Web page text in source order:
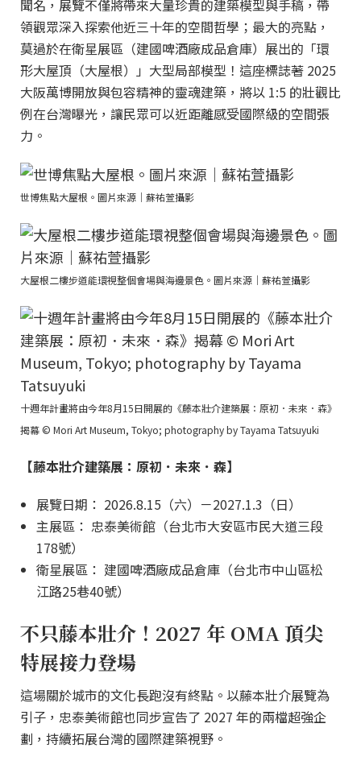
聞名，展覽不僅將帶來大量珍貴的建築模型與手稿，帶
領觀眾深入探索他近三十年的空間哲學；最大的亮點，
莫過於在衛星展區（建國啤酒廠成品倉庫）展出的「環
形大屋頂（大屋根）」大型局部模型！這座標誌著 2025
大阪萬博開放與包容精神的靈魂建築，將以 1:5 的壯觀比
例在台灣曝光，讓民眾可以近距離感受國際級的空間張
力。
世博焦點大屋根。圖片來源｜蘇祐萱攝影
大屋根二樓步道能環視整個會場與海邊景色。圖片來源｜蘇祐萱攝影
十週年計畫將由今年8月15日開展的《藤本壯介建築展：原初．未來．森》
揭幕 © Mori Art Museum, Tokyo; photography by Tayama Tatsuyuki
【藤本壯介建築展：原初．未來．森】
展覽日期： 2026.8.15（六）－2027.1.3（日）
主展區： 忠泰美術館（台北市大安區市民大道三段
178號）
衛星展區： 建國啤酒廠成品倉庫（台北市中山區松
江路25巷40號）
不只藤本壯介！2027 年 OMA 頂尖
特展接力登場
這場關於城市的文化長跑沒有終點。以藤本壯介展覽為
引子，忠泰美術館也同步宣告了 2027 年的兩檔超強企
劃，持續拓展台灣的國際建築視野。